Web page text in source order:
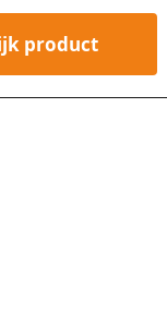
product